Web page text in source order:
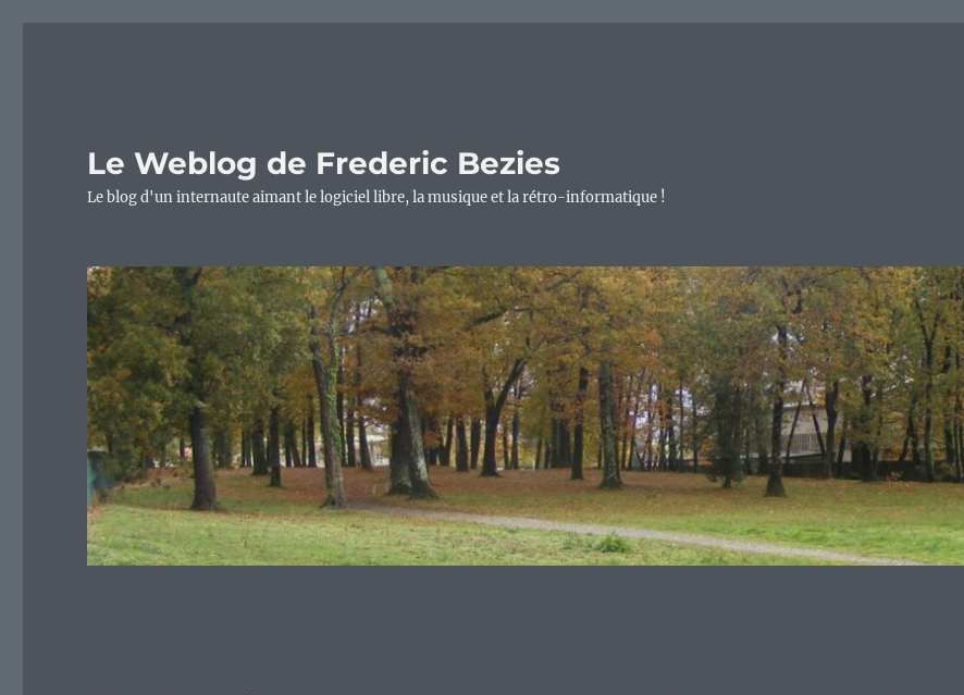
Le Weblog de Frederic Bezies
Le blog d'un internaute aimant le logiciel libre, la musique et la rétro-informatique !